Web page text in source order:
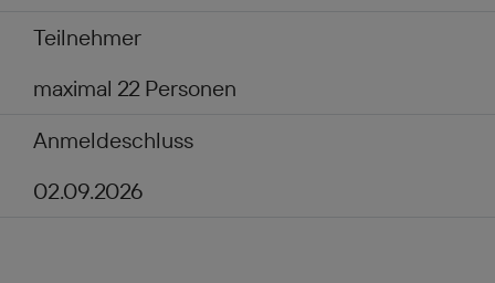
Teilnehmer
maximal 22 Personen
Anmeldeschluss
02.09.2026